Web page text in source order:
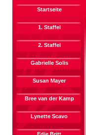
Startseite
1. Staffel
2. Staffel
Gabrielle Solis
Susan Mayer
Bree van der Kamp
Lynette Scavo